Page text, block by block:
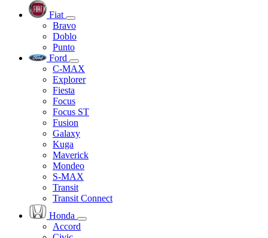
Fiat
Bravo
Doblo
Punto
Ford
C-MAX
Explorer
Fiesta
Focus
Focus ST
Fusion
Galaxy
Kuga
Maverick
Mondeo
S-MAX
Transit
Transit Connect
Honda
Accord